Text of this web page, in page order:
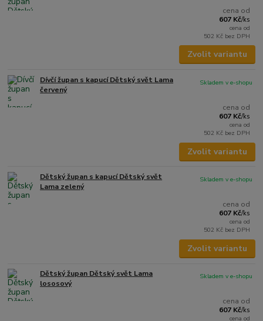
cena od
607 Kč/ks
cena od
502 Kč bez DPH
Zvolit variantu
Dívčí župan s kapucí Dětský svět Lama
červený
cena od
607 Kč/ks
cena od
502 Kč bez DPH
Skladem v e-shopu
Zvolit variantu
Dětský župan s kapucí Dětský svět
Lama zelený
cena od
607 Kč/ks
cena od
502 Kč bez DPH
Skladem v e-shopu
Zvolit variantu
Dětský župan Dětský svět Lama
lososový
cena od
607 Kč/ks
cena od
Skladem v e-shopu